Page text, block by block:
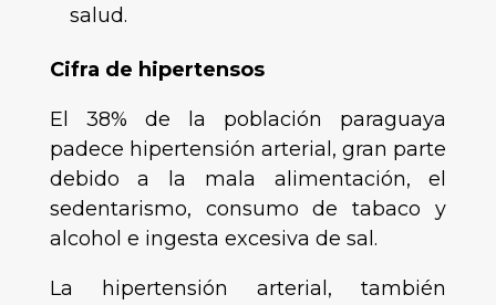
salud.
Cifra de hipertensos
El 38% de la población paraguaya
padece hipertensión arterial, gran parte
debido a la mala alimentación, el
sedentarismo, consumo de tabaco y
alcohol e ingesta excesiva de sal.
La hipertensión arterial, también